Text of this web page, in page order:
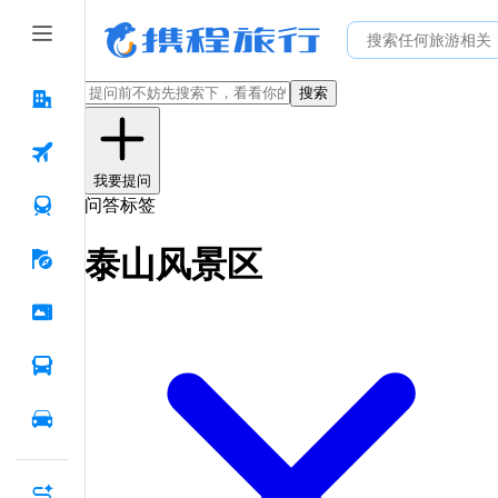
搜索
我要提问
问答标签
泰山风景区